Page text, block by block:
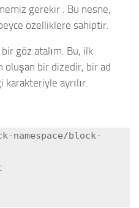
gerekir . Bu nesne,
özelliklere sahiptir.
göz atalım. Bu, ilk
oluşan bir dizedir, bir ad
karakteriyle ayrılır.
namespace/block-